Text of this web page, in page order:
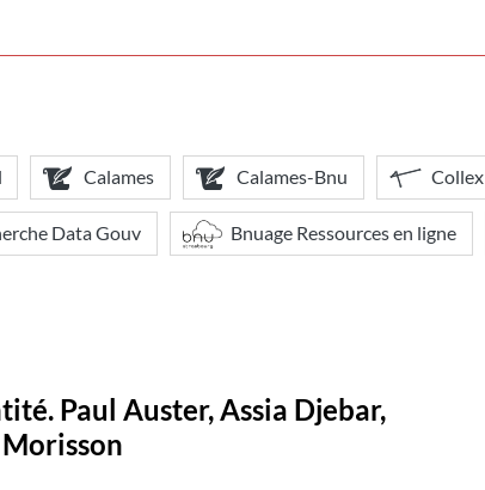
Calames Calames-Bnu Collex
Data Gouv Bnuage Ressources en ligne
Paul Auster, Assia Djebar,